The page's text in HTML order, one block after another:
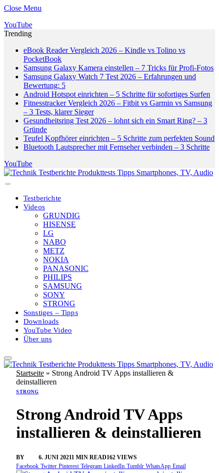
Close Menu
YouTube
Trending
eBook Reader Vergleich 2026 – Kindle vs Tolino vs
PocketBook
Samsung Galaxy Kamera einstellen – 7 Tricks für Profi-Fotos
Samsung Galaxy Watch 7 Test 2026 – Erfahrungen und
Bewertung: 5
Android Hotspot einrichten – 5 Schritte für sofortiges Surfen
Fitnesstracker Vergleich 2026 – Fitbit vs Garmin vs Samsung
– 3 Tests, klarer Sieger
Gesundheitsring Test 2026 – lohnt sich ein Smart Ring? – 3
Gründe
Teufel Kopfhörer einrichten – 5 Schritte zum perfekten Sound
Bluetooth Lautsprecher mit Fernseher verbinden – 3 Schritte
YouTube
Testberichte
Videos
GRUNDIG
HISENSE
LG
NABO
METZ
NOKIA
PANASONIC
PHILIPS
SAMSUNG
SONY
STRONG
Sonstiges – Tipps
Downloads
YouTube Video
Über uns
Startseite » Strong Android TV Apps installieren &
deinstallieren
STRONG
Strong Android TV Apps
installieren & deinstallieren
BY 6. JUNI 20211 MIN READ162 VIEWS
Facebook Twitter Pinterest Telegram LinkedIn Tumblr WhatsApp Email